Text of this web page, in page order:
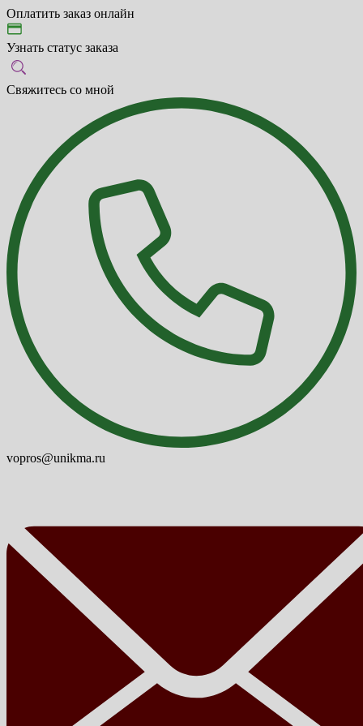
Оплатить заказ онлайн
Узнать статус заказа
Свяжитесь со мной
vopros@unikma.ru